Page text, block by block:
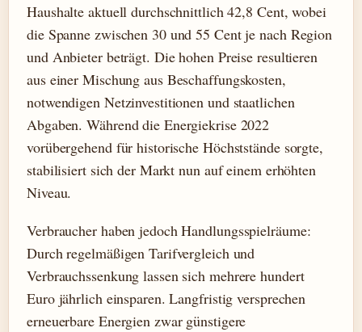
Haushalte aktuell durchschnittlich 42,8 Cent, wobei
die Spanne zwischen 30 und 55 Cent je nach Region
und Anbieter beträgt. Die hohen Preise resultieren
aus einer Mischung aus Beschaffungskosten,
notwendigen Netzinvestitionen und staatlichen
Abgaben. Während die Energiekrise 2022
vorübergehend für historische Höchststände sorgte,
stabilisiert sich der Markt nun auf einem erhöhten
Niveau.
Verbraucher haben jedoch Handlungsspielräume:
Durch regelmäßigen Tarifvergleich und
Verbrauchssenkung lassen sich mehrere hundert
Euro jährlich einsparen. Langfristig versprechen
erneuerbare Energien zwar günstigere